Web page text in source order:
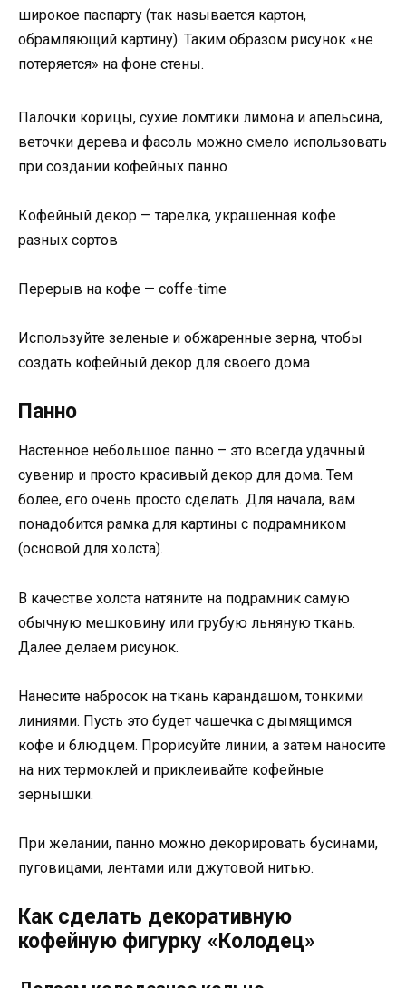
широкое паспарту (так называется картон,
обрамляющий картину). Таким образом рисунок «не
потеряется» на фоне стены.
Палочки корицы, сухие ломтики лимона и апельсина,
веточки дерева и фасоль можно смело использовать
при создании кофейных панно
Кофейный декор — тарелка, украшенная кофе
разных сортов
Перерыв на кофе — coffe-time
Используйте зеленые и обжаренные зерна, чтобы
создать кофейный декор для своего дома
Панно
Настенное небольшое панно – это всегда удачный
сувенир и просто красивый декор для дома. Тем
более, его очень просто сделать. Для начала, вам
понадобится рамка для картины с подрамником
(основой для холста).
В качестве холста натяните на подрамник самую
обычную мешковину или грубую льняную ткань.
Далее делаем рисунок.
Нанесите набросок на ткань карандашом, тонкими
линиями. Пусть это будет чашечка с дымящимся
кофе и блюдцем. Прорисуйте линии, а затем наносите
на них термоклей и приклеивайте кофейные
зернышки.
При желании, панно можно декорировать бусинами,
пуговицами, лентами или джутовой нитью.
Как сделать декоративную
кофейную фигурку «Колодец»